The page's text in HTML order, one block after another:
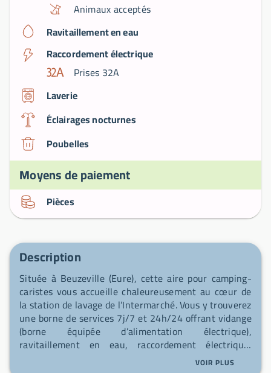
Animaux acceptés
Ravitaillement en eau
Raccordement électrique
Prises 32A
Laverie
Éclairages nocturnes
Poubelles
Moyens de paiement
Pièces
Description
Située à Beuzeville (Eure), cette aire pour camping-
caristes vous accueille chaleureusement au cœur de
la station de lavage de l’Intermarché. Vous y trouverez
une borne de services 7j/7 et 24h/24 offrant vidange
(borne équipée d’alimentation électrique),
ravitaillement en eau, raccordement électrique,
lavage véhicule et stationnement. Point de passage
VOIR PLUS